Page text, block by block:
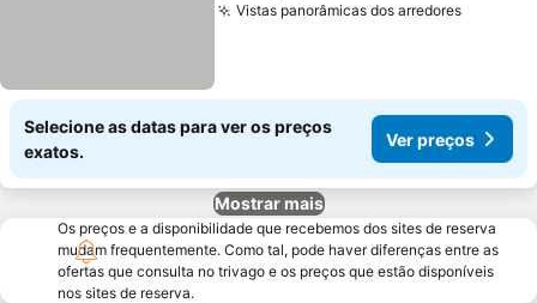
Vistas panorâmicas dos arredoresVer
Selecione as datas para ver os preços
exatos.
Ver preços
Mostrar mais
Os preços e a disponibilidade que recebemos dos sites de reserva
mudam frequentemente. Como tal, pode haver diferenças entre as
ofertas que consulta no trivago e os preços que estão disponíveis
nos sites de reserva.